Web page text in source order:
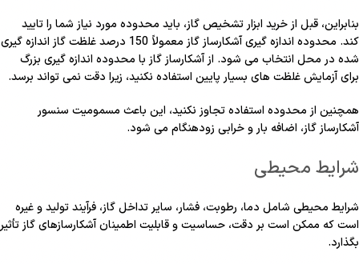
بنابراین، قبل از خرید ابزار تشخیص گاز، باید محدوده مورد نیاز شما را تایید
کند. محدوده اندازه گیری آشکارساز گاز معمولاً 150 درصد غلظت گاز اندازه گیری
شده در محل انتخاب می شود. از آشکارساز گاز با محدوده اندازه گیری بزرگ
برای آزمایش غلظت های بسیار پایین استفاده نکنید، زیرا دقت نمی تواند برسد.
همچنین از محدوده استفاده تجاوز نکنید، این باعث مسمومیت سنسور
آشکارساز گاز، اضافه بار و خرابی زودهنگام می شود.
شرایط محیطی
شرایط محیطی شامل دما، رطوبت، فشار، سایر تداخل گاز، فرآیند تولید و غیره
است که ممکن است بر دقت، حساسیت و قابلیت اطمینان آشکارسازهای گاز تأثیر
بگذارد.